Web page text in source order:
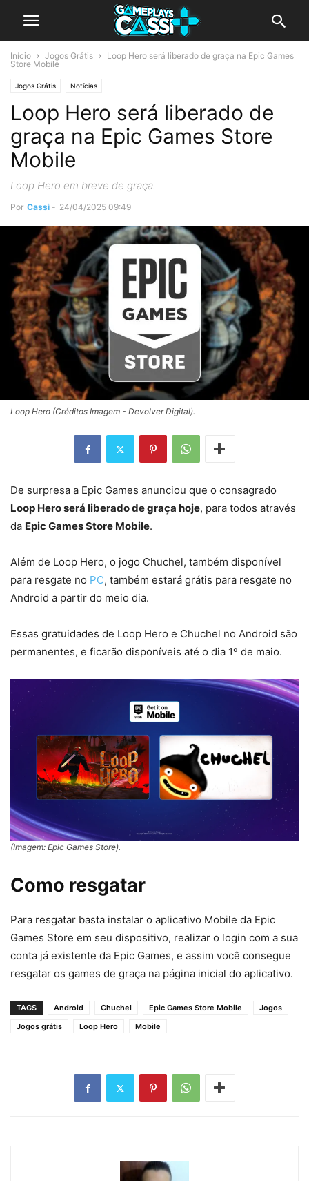
Início Jogos Grátis
Loop Hero será liberado de graça na Epic Games
Store Mobile
Jogos Grátis Notícias
Loop Hero será liberado de
graça na Epic Games Store
Mobile
Loop Hero em breve de graça.
Por Cassi - 24/04/2025 09:49
Loop Hero (Créditos Imagem - Devolver Digital).
De surpresa a Epic Games anunciou que o consagrado
Loop Hero será liberado de graça hoje, para todos através
da Epic Games Store Mobile.
Além de Loop Hero, o jogo Chuchel, também disponível
para resgate no PC, também estará grátis para resgate no
Android a partir do meio dia.
Essas gratuidades de Loop Hero e Chuchel no Android são
permanentes, e ficarão disponíveis até o dia 1º de maio.
(Imagem: Epic Games Store).
Como resgatar
Para resgatar basta instalar o aplicativo Mobile da Epic
Games Store em seu dispositivo, realizar o login com a sua
conta já existente da Epic Games, e assim você consegue
resgatar os games de graça na página inicial do aplicativo.
TAGS Android Chuchel Epic Games Store Mobile
Jogos
Jogos grátis
Loop Hero Mobile